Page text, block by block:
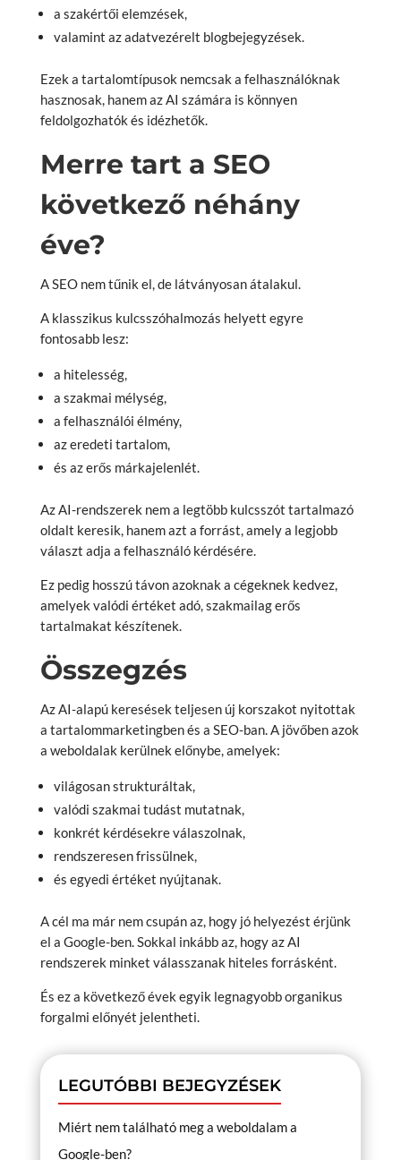
a szakértői elemzések,
valamint az adatvezérelt blogbejegyzések.
Ezek a tartalomtípusok nemcsak a felhasználóknak
hasznosak, hanem az AI számára is könnyen
feldolgozhatók és idézhetők.
Merre tart a SEO
következő néhány
éve?
A SEO nem tűnik el, de látványosan átalakul.
A klasszikus kulcsszóhalmozás helyett egyre
fontosabb lesz:
a hitelesség,
a szakmai mélység,
a felhasználói élmény,
az eredeti tartalom,
és az erős márkajelenlét.
Az AI-rendszerek nem a legtöbb kulcsszót tartalmazó
oldalt keresik, hanem azt a forrást, amely a legjobb
választ adja a felhasználó kérdésére.
Ez pedig hosszú távon azoknak a cégeknek kedvez,
amelyek valódi értéket adó, szakmailag erős
tartalmakat készítenek.
Összegzés
Az AI-alapú keresések teljesen új korszakot nyitottak
a tartalommarketingben és a SEO-ban. A jövőben azok
a weboldalak kerülnek előnybe, amelyek:
világosan strukturáltak,
valódi szakmai tudást mutatnak,
konkrét kérdésekre válaszolnak,
rendszeresen frissülnek,
és egyedi értéket nyújtanak.
A cél ma már nem csupán az, hogy jó helyezést érjünk
el a Google-ben. Sokkal inkább az, hogy az AI
rendszerek minket válasszanak hiteles forrásként.
És ez a következő évek egyik legnagyobb organikus
forgalmi előnyét jelentheti.
LEGUTÓBBI BEJEGYZÉSEK
Miért nem található meg a weboldalam a
Google-ben?